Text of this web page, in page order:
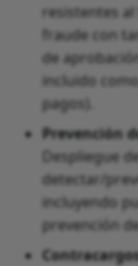
resistentes
fraude con
de
incluido
pagos).
Prevención
Despliegue
detectar/
incluyendo
prevención